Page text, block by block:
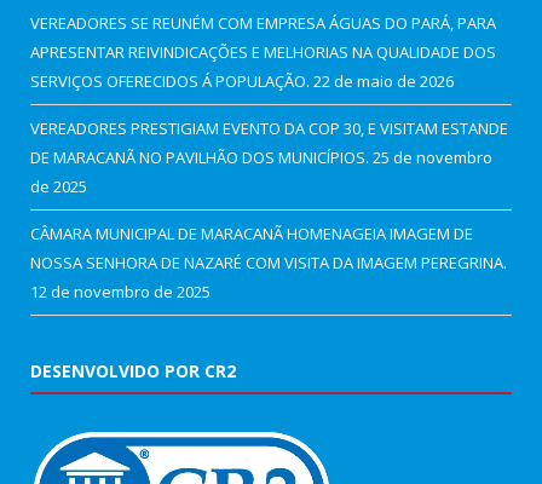
VEREADORES SE REUNÉM COM EMPRESA ÁGUAS DO PARÁ, PARA
APRESENTAR REIVINDICAÇÕES E MELHORIAS NA QUALIDADE DOS
SERVIÇOS OFERECIDOS Á POPULAÇÃO. 22 de maio de 2026
VEREADORES PRESTIGIAM EVENTO DA COP 30, E VISITAM ESTANDE
DE MARACANÃ NO PAVILHÃO DOS MUNICÍPIOS. 25 de novembro
de 2025
CÂMARA MUNICIPAL DE MARACANÃ HOMENAGEIA IMAGEM DE
NOSSA SENHORA DE NAZARÉ COM VISITA DA IMAGEM PEREGRINA.
12 de novembro de 2025
DESENVOLVIDO POR CR2